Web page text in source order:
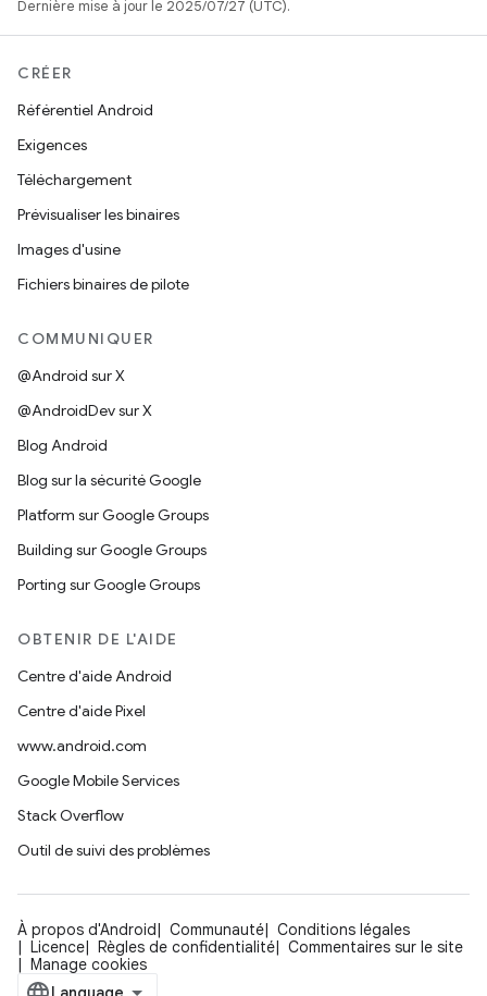
Dernière mise à jour le 2025/07/27 (UTC).
CRÉER
Référentiel Android
Exigences
Téléchargement
Prévisualiser les binaires
Images d'usine
Fichiers binaires de pilote
COMMUNIQUER
@Android sur X
@AndroidDev sur X
Blog Android
Blog sur la sécurité Google
Platform sur Google Groups
Building sur Google Groups
Porting sur Google Groups
OBTENIR DE L'AIDE
Centre d'aide Android
Centre d'aide Pixel
www.android.com
Google Mobile Services
Stack Overflow
Outil de suivi des problèmes
À propos d'Android Communauté
Conditions légales
Licence
Règles de confidentialité
Commentaires sur le site
Manage cookies